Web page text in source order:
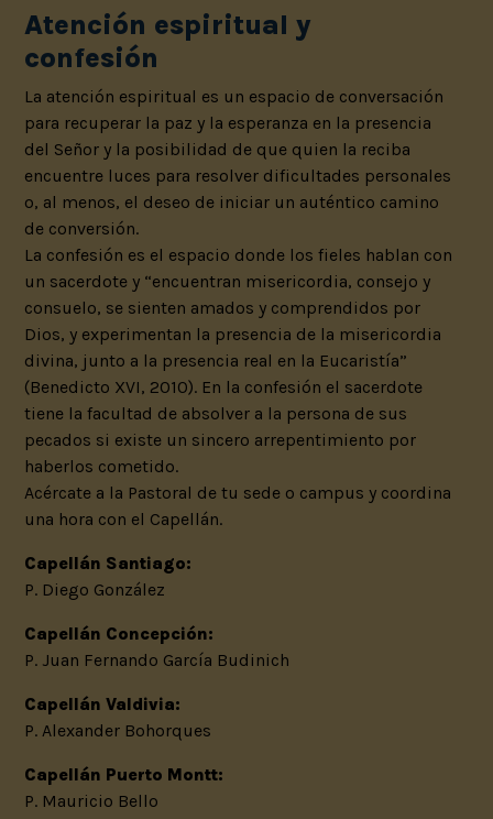
Atención espiritual y
confesión
La atención espiritual es un espacio de conversación
para recuperar la paz y la esperanza en la presencia
del Señor y la posibilidad de que quien la reciba
encuentre luces para resolver dificultades personales
o, al menos, el deseo de iniciar un auténtico camino
de conversión.
La confesión es el espacio donde los fieles hablan con
un sacerdote y “encuentran misericordia, consejo y
consuelo, se sienten amados y comprendidos por
Dios, y experimentan la presencia de la misericordia
divina, junto a la presencia real en la Eucaristía”
(Benedicto XVI, 2010). En la confesión el sacerdote
tiene la facultad de absolver a la persona de sus
pecados si existe un sincero arrepentimiento por
haberlos cometido.
Acércate a la Pastoral de tu sede o campus y coordina
una hora con el Capellán.
Capellán Santiago:
P. Diego González
Capellán Concepción:
P. Juan Fernando García Budinich
Capellán Valdivia:
P. Alexander Bohorques
Capellán Puerto Montt:
P. Mauricio Bello